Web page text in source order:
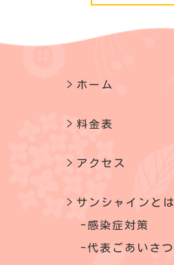
ホーム
料金表
アクセス
サンシャインとは
感染症対策
代表ごあいさつ